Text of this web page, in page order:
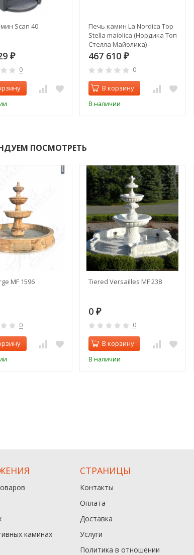
Scan 40
₽
0
Печь камин La Nordica Top
Stella maiolica (Нордика Топ
Стелла Майолика)
467 610 ₽
0
В корзину
В наличии
ПОСМОТРЕТЬ
MF 1596
0
Tiered Versailles MF 238
0 ₽
0
В корзину
В наличии
каминах
СТРАНИЦЫ
Контакты
Оплата
Доставка
Услуги
Политика в отношении